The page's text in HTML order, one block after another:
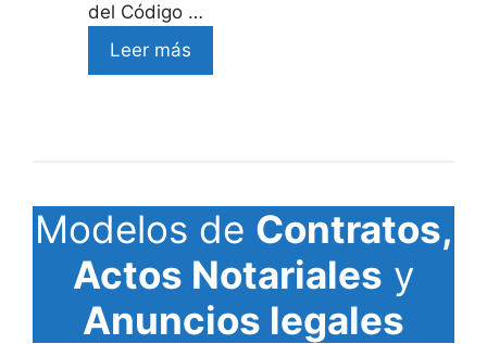
del Código …
Leer más
Modelos de Contratos,
Actos Notariales y
Anuncios legales